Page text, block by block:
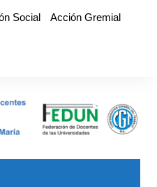
Social
Acción Gremial